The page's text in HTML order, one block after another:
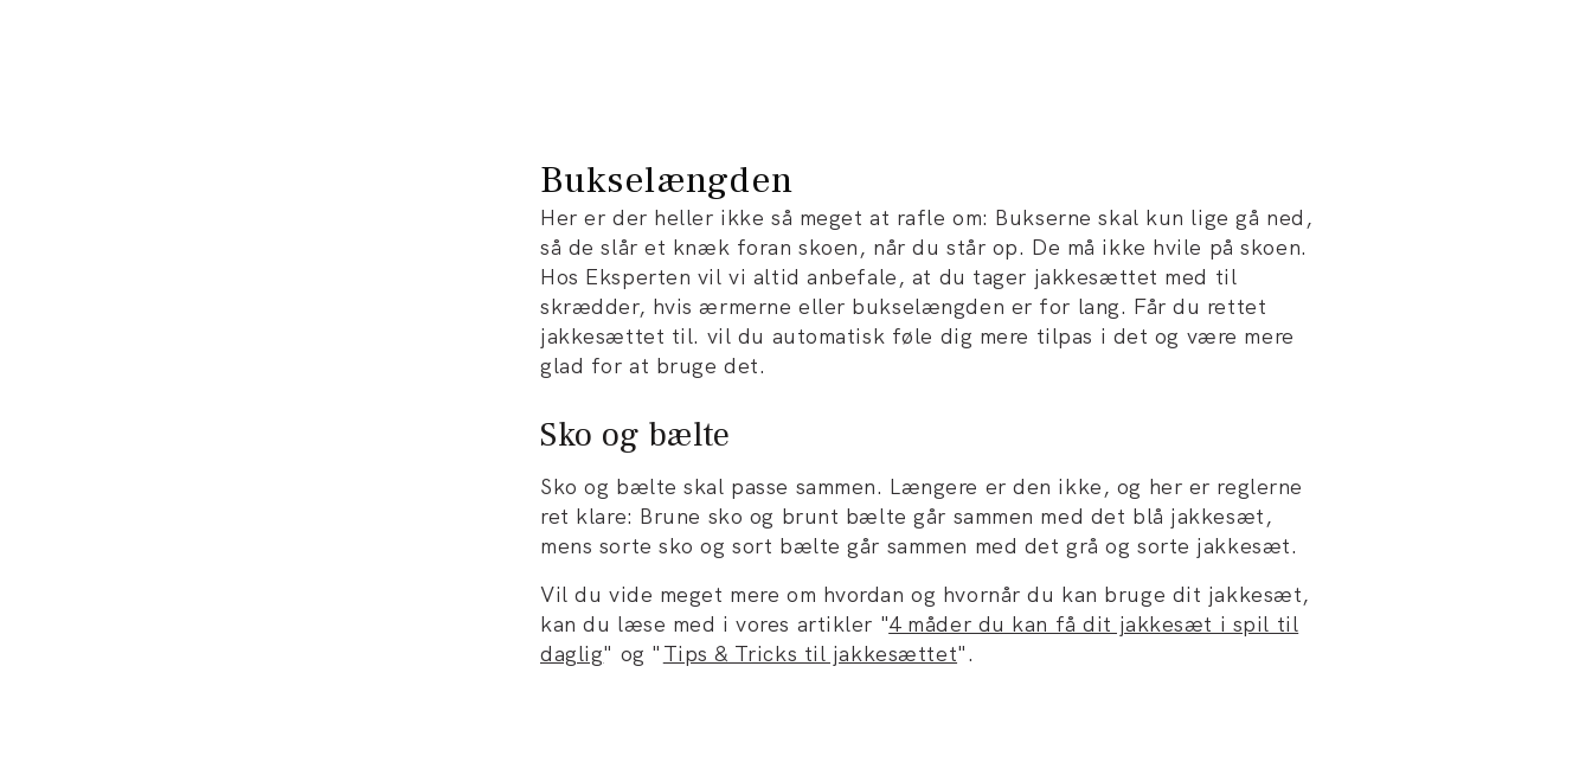
Bukselængden
Her er der heller ikke så meget at rafle om: Bukserne skal kun lige gå ned,
så de slår et knæk foran skoen, når du står op. De må ikke hvile på skoen.
Hos Eksperten vil vi altid anbefale, at du tager jakkesættet med til
skrædder, hvis ærmerne eller bukselængden er for lang. Får du rettet
jakkesættet til. vil du automatisk føle dig mere tilpas i det og være mere
glad for at bruge det.
Sko og bælte
Sko og bælte skal passe sammen. Længere er den ikke, og her er reglerne
ret klare: Brune sko og brunt bælte går sammen med det blå jakkesæt,
mens sorte sko og sort bælte går sammen med det grå og sorte jakkesæt.
Vil du vide meget mere om hvordan og hvornår du kan bruge dit jakkesæt,
kan du læse med i vores artikler "4 måder du kan få dit jakkesæt i spil til
daglig" og " Tips & Tricks til jakkesættet".